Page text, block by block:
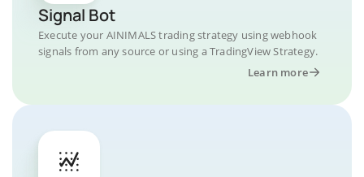
Signal Bot
Execute your AINIMALS trading strategy using webhook
signals from any source or using a TradingView Strategy.
Learn more